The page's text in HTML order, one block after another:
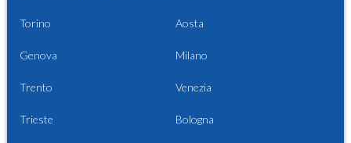
Torino Aosta
Genova Milano
Trento Venezia
Trieste Bologna